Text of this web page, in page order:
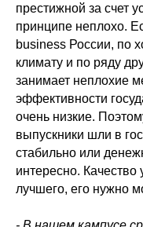
престижной за счет
принципе неплохо.
business России, по
климату и по ряду
занимает неплохие
эффективности
очень низкие.
выпускники шли в
стабильно или
интересно. Качество
лучшего, его нужно